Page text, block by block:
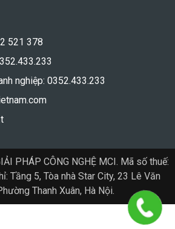
521 378
nghiệp: 0352.433.233
PHÁP CÔNG NGHỆ MCI. Mã số thuế:
Tầng 5, Tòa nhà Star City, 23 Lê Văn
Thanh Xuân, Hà Nội.